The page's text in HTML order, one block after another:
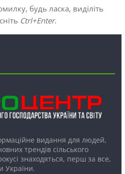
будь ласка, виділіть
Ctrl+Enter.
видання для людей,
трендів сільського
знаходяться, перш за все,
України.